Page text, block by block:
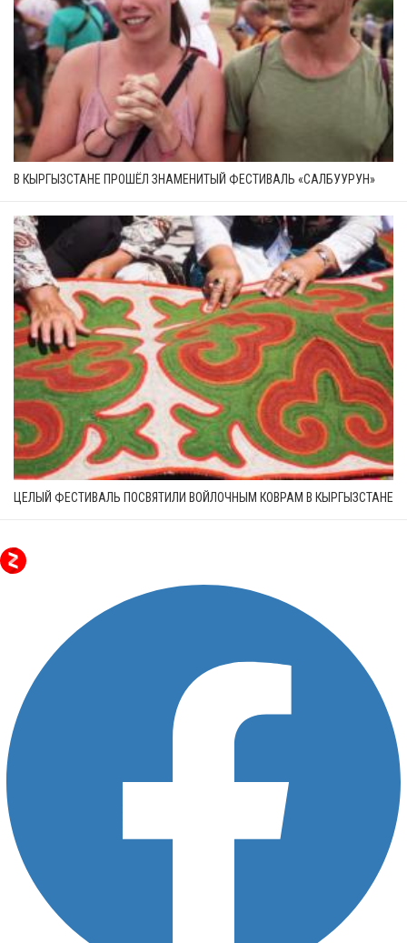
В КЫРГЫЗСТАНЕ ПРОШЁЛ ЗНАМЕНИТЫЙ ФЕСТИВАЛЬ «САЛБУУРУН»
ЦЕЛЫЙ ФЕСТИВАЛЬ ПОСВЯТИЛИ ВОЙЛОЧНЫМ КОВРАМ В КЫРГЫЗСТАНЕ